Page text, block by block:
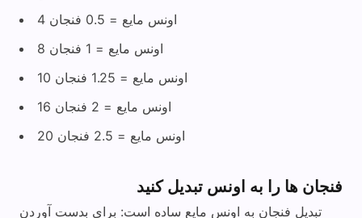
4 اونس مایع = 0.5 فنجان
8 اونس مایع = 1 فنجان
10 اونس مایع = 1.25 فنجان
16 اونس مایع = 2 فنجان
20 اونس مایع = 2.5 فنجان
فنجان ها را به اونس تبدیل کنید
تبدیل فنجان به اونس مایع ساده است: برای بدست آوردن